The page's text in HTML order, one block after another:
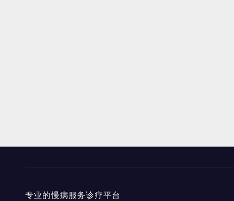
专业的慢病服务诊疗平台